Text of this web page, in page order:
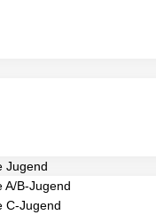
Jugend
A/B-Jugend
C-Jugend